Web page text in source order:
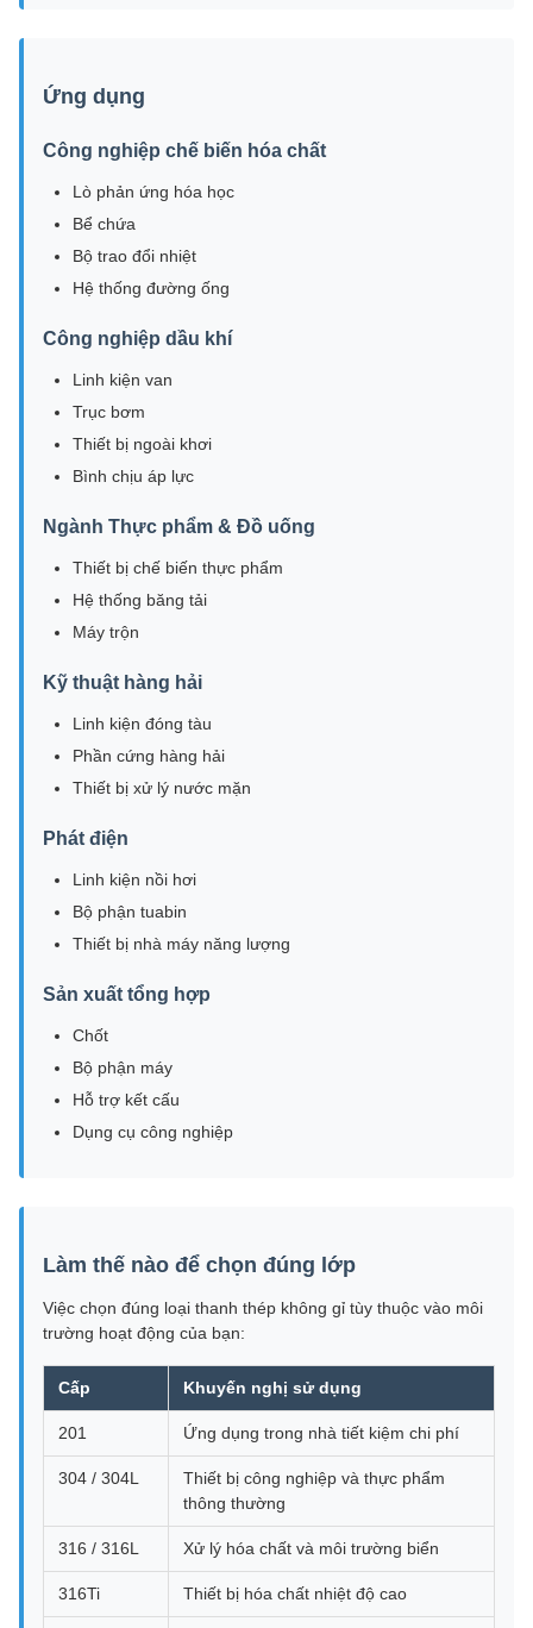
Ứng dụng
Công nghiệp chế biến hóa chất
Lò phản ứng hóa học
Bể chứa
Bộ trao đổi nhiệt
Hệ thống đường ống
Công nghiệp dầu khí
Linh kiện van
Trục bơm
Thiết bị ngoài khơi
Bình chịu áp lực
Ngành Thực phẩm & Đồ uống
Thiết bị chế biến thực phẩm
Hệ thống băng tải
Máy trộn
Kỹ thuật hàng hải
Linh kiện đóng tàu
Phần cứng hàng hải
Thiết bị xử lý nước mặn
Phát điện
Linh kiện nồi hơi
Bộ phận tuabin
Thiết bị nhà máy năng lượng
Sản xuất tổng hợp
Chốt
Bộ phận máy
Hỗ trợ kết cấu
Dụng cụ công nghiệp
Làm thế nào để chọn đúng lớp
Việc chọn đúng loại thanh thép không gỉ tùy thuộc vào môi
trường hoạt động của bạn:
Cấp Khuyến nghị sử dụng
201 Ứng dụng trong nhà tiết kiệm chi phí
304 / 304L
Thiết bị công nghiệp và thực phẩm
thông thường
316 / 316L Xử lý hóa chất và môi trường biển
316Ti Thiết bị hóa chất nhiệt độ cao